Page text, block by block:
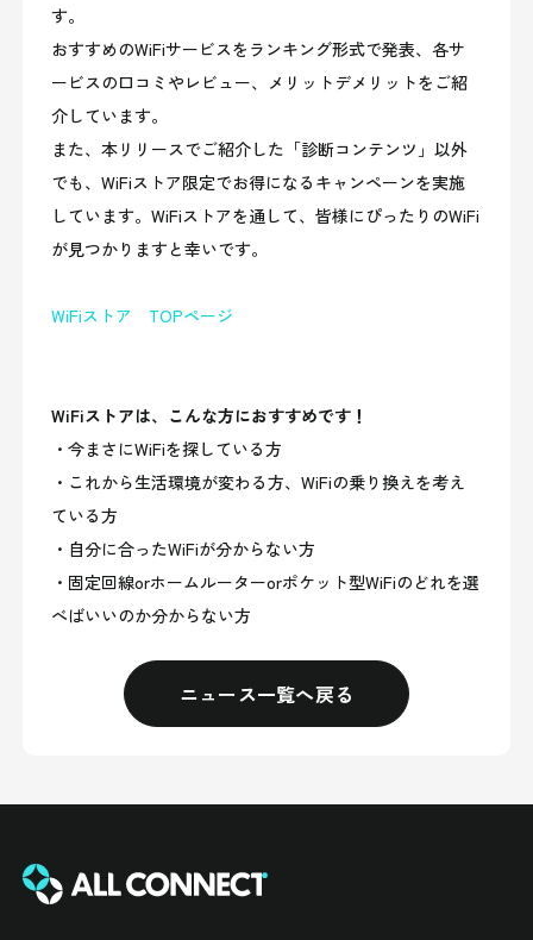
す。
おすすめのWiFiサービスをランキング形式で発表、各サ
ービスの口コミやレビュー、メリットデメリットをご紹
介しています。
また、本リリースでご紹介した「診断コンテンツ」以外
でも、WiFiストア限定でお得になるキャンペーンを実施
しています。WiFiストアを通して、皆様にぴったりのWiFi
が見つかりますと幸いです。
WiFiストア TOPページ
WiFiストアは、こんな方におすすめです！
・今まさにWiFiを探している方
・これから生活環境が変わる方、WiFiの乗り換えを考え
ている方
・自分に合ったWiFiが分からない方
・固定回線orホームルーターorポケット型WiFiのどれを選
べばいいのか分からない方
ニュース一覧へ戻る